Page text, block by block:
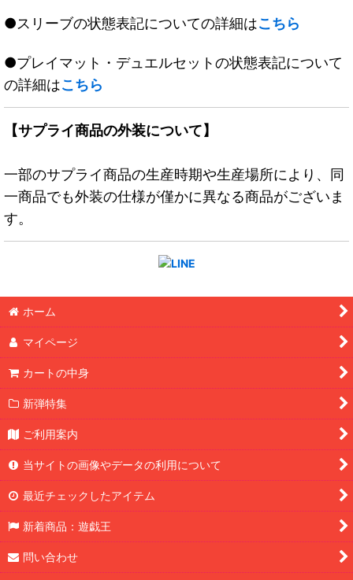
●スリーブの状態表記についての詳細はこちら
●プレイマット・デュエルセットの状態表記について
の詳細はこちら
【サプライ商品の外装について】
一部のサプライ商品の生産時期や生産場所により、同
一商品でも外装の仕様が僅かに異なる商品がございま
す。
ホーム
マイページ
カートの中身
新弾特集
ご利用案内
当サイトの画像やデータの利用について
最近チェックしたアイテム
新着商品：遊戯王
問い合わせ